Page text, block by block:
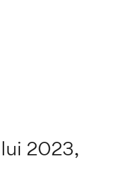
2023,